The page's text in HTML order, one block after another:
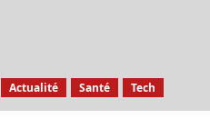
Actualité Santé Tech